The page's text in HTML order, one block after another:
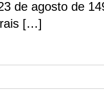
de agosto de
[…]